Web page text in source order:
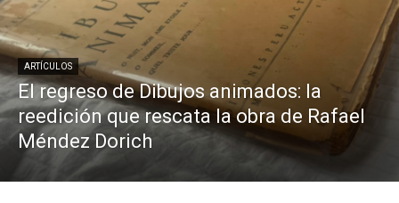
ARTÍCULOS
El regreso de Dibujos animados: la
reedición que rescata la obra de Rafael
Méndez Dorich